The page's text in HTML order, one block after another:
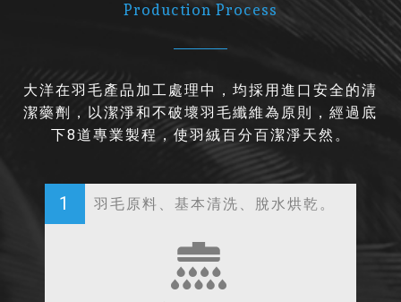
Production Process
大洋在羽毛產品加工處理中，均採用進口安全的清
潔藥劑，以潔淨和不破壞羽毛纖維為原則，經過底
下8道專業製程，使羽絨百分百潔淨天然。
1 羽毛原料、基本清洗、脫水烘乾。